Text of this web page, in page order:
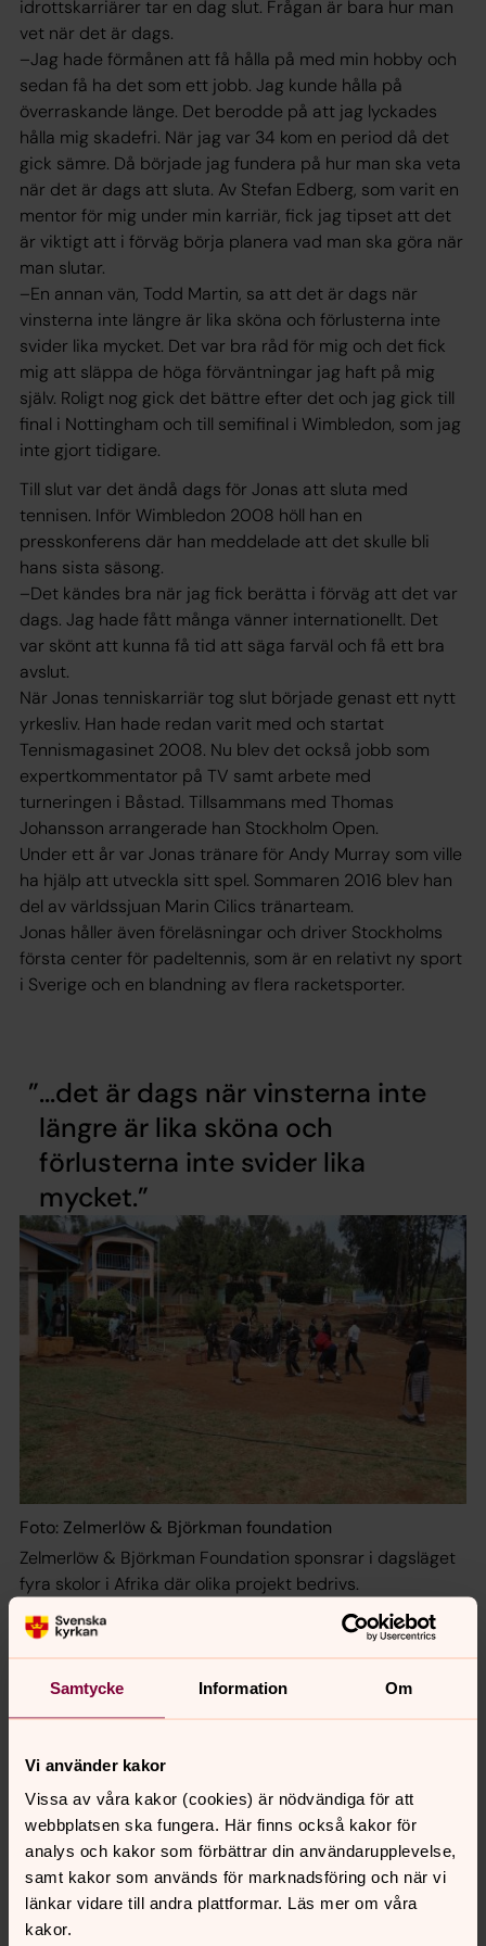
Samtycke Information Om
Vi använder kakor
Vissa av våra kakor (cookies) är nödvändiga för att
webbplatsen ska fungera. Här finns också kakor för
analys och kakor som förbättrar din användarupplevelse,
samt kakor som används för marknadsföring och när vi
länkar vidare till andra plattformar. Läs mer om våra
kakor.
idrottskarriärer tar en dag slut. Frågan är bara hur man
vet när det är dags.
–Jag hade förmånen att få hålla på med min hobby och
sedan få ha det som ett jobb. Jag kunde hålla på
överraskande länge. Det berodde på att jag lyckades
hålla mig skadefri. När jag var 34 kom en period då det
gick sämre. Då började jag fundera på hur man ska veta
när det är dags att sluta. Av Stefan Edberg, som varit en
mentor för mig under min karriär, fick jag tipset att det
är viktigt att i förväg börja planera vad man ska göra när
man slutar.
–En annan vän, Todd Martin, sa att det är dags när
vinsterna inte längre är lika sköna och förlusterna inte
svider lika mycket. Det var bra råd för mig och det fick
mig att släppa de höga förväntningar jag haft på mig
själv. Roligt nog gick det bättre efter det och jag gick till
final i Nottingham och till semifinal i Wimbledon, som jag
inte gjort tidigare.
Till slut var det ändå dags för Jonas att sluta med
tennisen. Inför Wimbledon 2008 höll han en
presskonferens där han meddelade att det skulle bli
hans sista säsong.
–Det kändes bra när jag fick berätta i förväg att det var
dags. Jag hade fått många vänner internationellt. Det
var skönt att kunna få tid att säga farväl och få ett bra
avslut.
När Jonas tenniskarriär tog slut började genast ett nytt
yrkesliv. Han hade redan varit med och startat
Tennismagasinet 2008. Nu blev det också jobb som
expertkommentator på TV samt arbete med
turneringen i Båstad. Tillsammans med Thomas
Johansson arrangerade han Stockholm Open.
Under ett år var Jonas tränare för Andy Murray som ville
ha hjälp att utveckla sitt spel. Sommaren 2016 blev han
del av världssjuan Marin Cilics tränarteam.
Jonas håller även föreläsningar och driver Stockholms
första center för padeltennis, som är en relativt ny sport
i Sverige och en blandning av flera racketsporter.
...det är dags när vinsterna inte
längre är lika sköna och
förlusterna inte svider lika
mycket.
Foto: Zelmerlöw & Björkman foundation
Zelmerlöw & Björkman Foundation sponsrar i dagsläget
fyra skolor i Afrika där olika projekt bedrivs.
Sedan fem år arbetar Jonas också tillsammans med
Genom event, galor och andra aktiviteter samlar man in
pengar för att hjälpa barn i afrikanska slumområden att
få gå i skolan.
olika projekt bedrivs.
Vid en av skolorna, i Kenya, har man även ett
brunnsprojekt som förser skolan och 600 familjer i
området med rent vatten.
–Man får en otrolig inspiration när man ser hur lite som
krävs för att kunna hjälpa många barn som lever i